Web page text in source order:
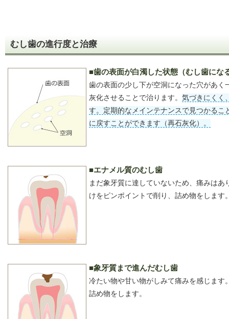
むし歯の進行度と治療
■歯の表面が白濁した状態（むし歯にな
歯の表面の少し下が空洞になった穴があ
灰化させることで治ります。 気づきにくく
す。定期的なメインテナンスで見つかる
に戻すことができます（再石灰化）。
■エナメル質のむし歯
まだ象牙質に達していないため、痛みは
けをピンポイントで削り、詰め物をします
■象牙質まで進んだむし歯
冷たい物や甘い物がしみて痛みを感じま
詰め物をします。